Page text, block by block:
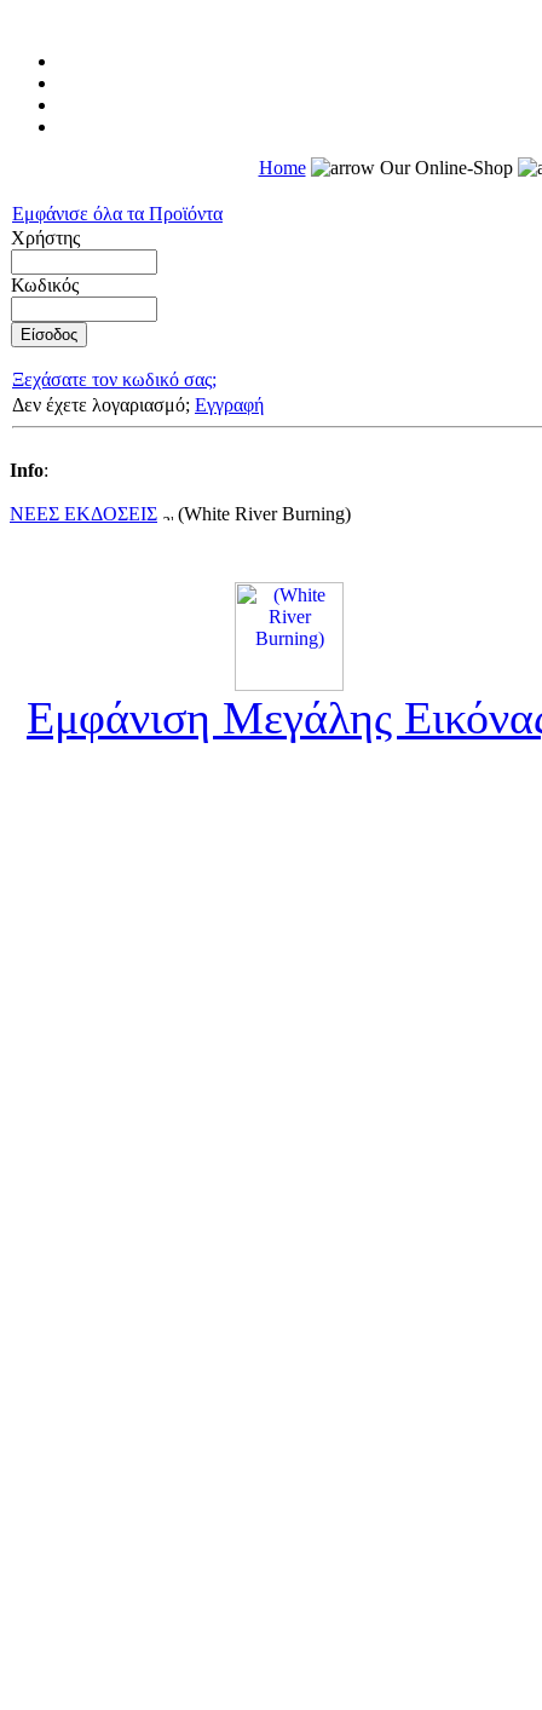
Home Our Online-Shop
Εμφάνισε όλα τα Προϊόντα
Χρήστης
Κωδικός
Ξεχάσατε τον κωδικό σας;
Δεν έχετε λογαριασμό; Εγγραφή
Info:
ΝΕΕΣ ΕΚΔΟΣΕΙΣ (White River Burning)
Εμφάνιση Μεγάλης